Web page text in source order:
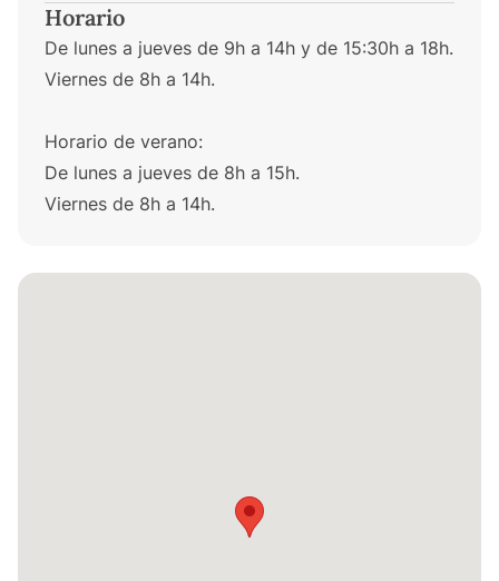
Horario
De lunes a jueves de 9h a 14h y de 15:30h a 18h.
Viernes de 8h a 14h.
Horario de verano:
De lunes a jueves de 8h a 15h.
Viernes de 8h a 14h.